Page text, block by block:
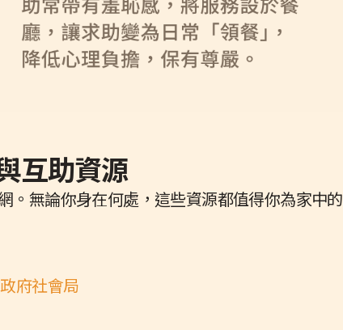
互助資源
。無論你身在何處，這些資源都值得你為家中的
府社會局